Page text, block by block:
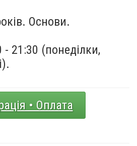
Основи.
- 21:30 (понеділки,
• Оплата